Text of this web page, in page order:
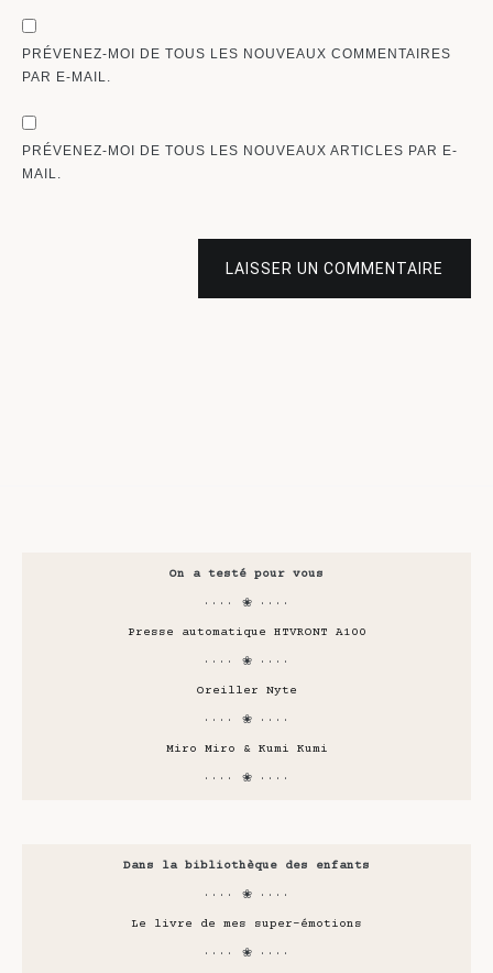
PRÉVENEZ-MOI DE TOUS LES NOUVEAUX COMMENTAIRES
PAR E-MAIL.
PRÉVENEZ-MOI DE TOUS LES NOUVEAUX ARTICLES PAR E-
MAIL.
LAISSER UN COMMENTAIRE
On a testé pour vous
···· ❀ ····
Presse automatique HTVRONT A100
···· ❀ ····
Oreiller Nyte
···· ❀ ····
Miro Miro & Kumi Kumi
···· ❀ ····
Dans la bibliothèque des enfants
···· ❀ ····
Le livre de mes super-émotions
···· ❀ ····